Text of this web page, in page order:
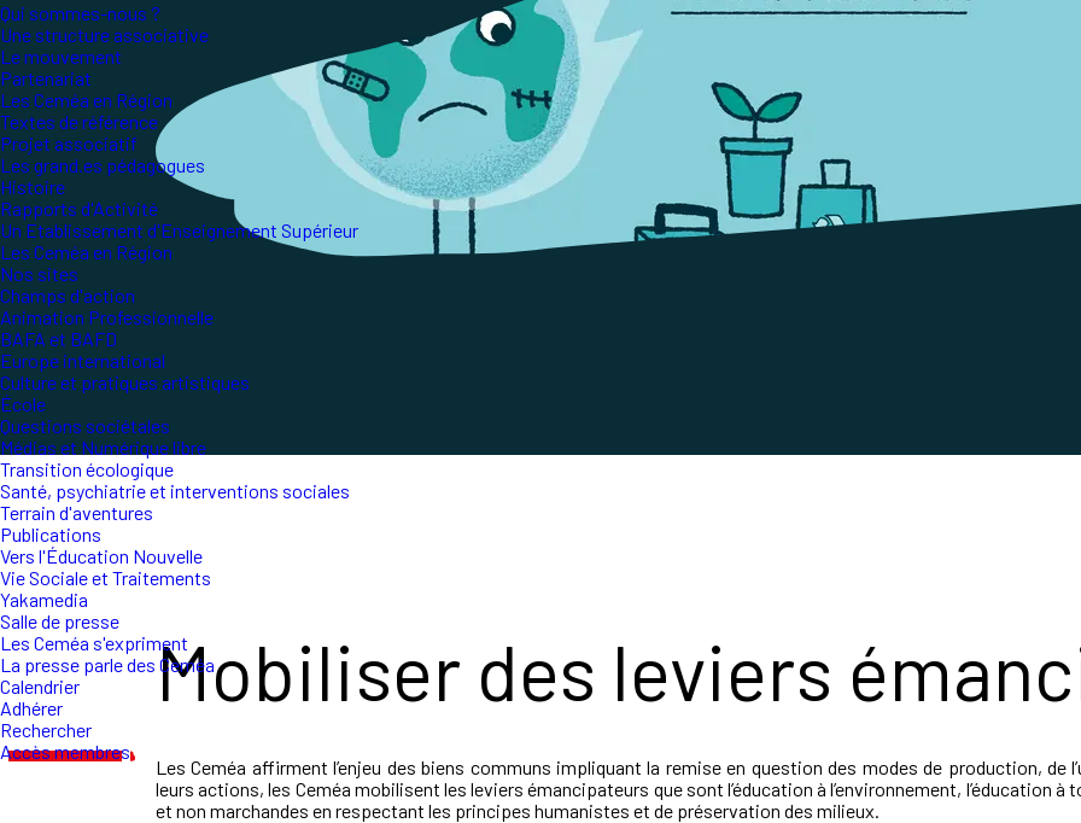
Qui sommes-nous ?
Une structure associative
Le mouvement
Partenariat
Les Ceméa en Région
Textes de référence
Projet associatif
Les grand.es pédagogues
Histoire
Rapports d'Activité
Un Etablissement d'Enseignement Supérieur
Les Ceméa en Région
Nos sites
Champs d'action
Animation Professionnelle
BAFA et BAFD
Europe international
Culture et pratiques artistiques
École
Questions sociétales
Médias et Numérique libre
Transition écologique
Santé, psychiatrie et interventions sociales
Terrain d'aventures
Publications
Vers l'Éducation Nouvelle
Vie Sociale et Traitements
Yakamedia
Salle de presse
Les Ceméa s'expriment
La presse parle des Ceméa
Calendrier
Adhérer
Rechercher
Accès membres
Mobiliser des leviers
Les Ceméa affirment l’enjeu des biens communs impliquant la remise en question des modes de production, de
leurs actions, les Ceméa mobilisent les leviers émancipateurs que sont l’éducation à l’environnement, l’éducation
et non marchandes en respectant les principes humanistes et de préservation des milieux.